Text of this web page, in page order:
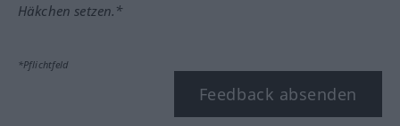
Häkchen setzen.*
*Pflichtfeld
Feedback absenden